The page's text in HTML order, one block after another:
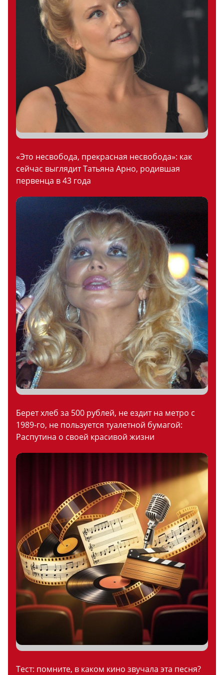
«Это несвобода, прекрасная несвобода»: как
сейчас выглядит Татьяна Арно, родившая
первенца в 43 года
Берет хлеб за 500 рублей, не ездит на метро с
1989-го, не пользуется туалетной бумагой:
Распутина о своей красивой жизни
Тест: помните, в каком кино звучала эта песня?